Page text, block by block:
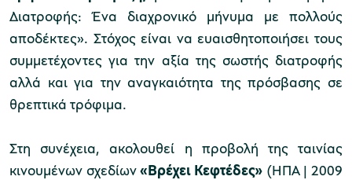
Μουσείο Μαστίχας Χίου
Μουσείο Αργυροτεχνίας
Διατροφής: Ένα διαχρονικό μήνυμα με πολλούς
αποδέκτες». Στόχος είναι να ευαισθητοποιήσει τους
συμμετέχοντες για την αξία της σωστής διατροφής
αλλά και για την αναγκαιότητα της πρόσβασης σε
θρεπτικά τρόφιμα.
Στη συνέχεια, ακολουθεί η προβολή της ταινίας
κινουμένων σχεδίων«Βρέχει Κεφτέδες» (ΗΠΑ | 2009